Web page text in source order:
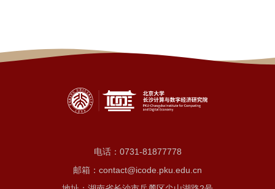
电话： 0731-81877778
邮箱：contact@icode.pku.edu.cn